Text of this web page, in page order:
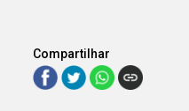
Compartilhar